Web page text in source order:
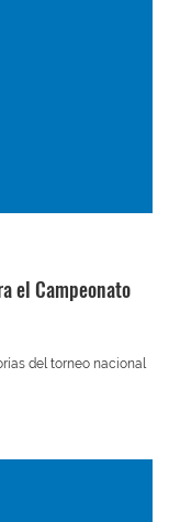
el Campeonato
del torneo nacional